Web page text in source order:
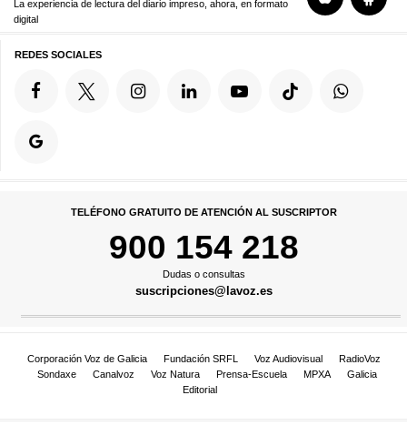
La experiencia de lectura del diario impreso, ahora, en formato
digital
REDES SOCIALES
TELÉFONO GRATUITO DE ATENCIÓN AL SUSCRIPTOR
900 154 218
Dudas o consultas
suscripciones@lavoz.es
Corporación Voz de Galicia Fundación SRFL Voz Audiovisual
RadioVoz
Sondaxe
Canalvoz Voz Natura Prensa-Escuela MPXA
Galicia
Editorial